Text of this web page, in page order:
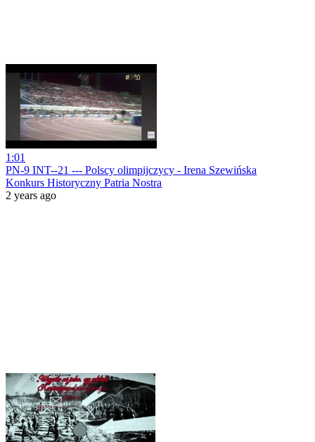
1:01
PN-9 INT--21 --- Polscy olimpijczycy - Irena Szewińska
Konkurs Historyczny Patria Nostra
2 years ago